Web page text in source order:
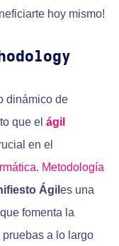
hoy mismo!
dinámico de
que el ágil
en el
. Metodología
Ágil es una
que fomenta la
a lo largo